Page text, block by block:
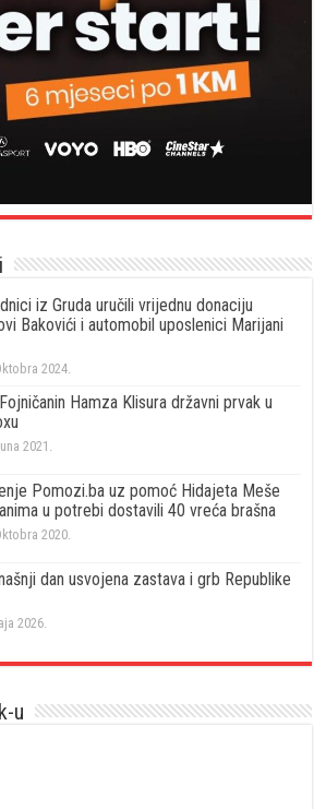
iz Gruda uručili vrijednu donaciju
Bakovići i automobil uposlenici Marijani
2024.
Hamza Klisura državni prvak u
2021.
Pomozi.ba uz pomoć Hidajeta Meše
u potrebi dostavili 40 vreća brašna
2020.
dan usvojena zastava i grb Republike
2026.
u